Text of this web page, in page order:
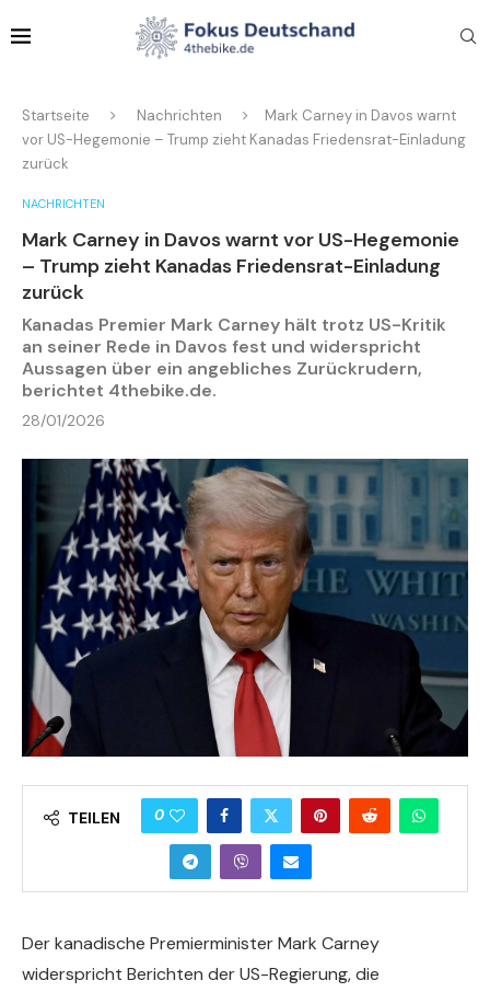
Startseite Nachrichten
Mark Carney in Davos warnt
vor US-Hegemonie – Trump zieht Kanadas Friedensrat-Einladung
zurück
NACHRICHTEN
Mark Carney in Davos warnt vor US-Hegemonie
– Trump zieht Kanadas Friedensrat-Einladung
zurück
Kanadas Premier Mark Carney hält trotz US-Kritik
an seiner Rede in Davos fest und widerspricht
Aussagen über ein angebliches Zurückrudern,
berichtet 4thebike.de.
28/01/2026
TEILEN 0
Der kanadische Premierminister Mark Carney
widerspricht Berichten der US-Regierung, die